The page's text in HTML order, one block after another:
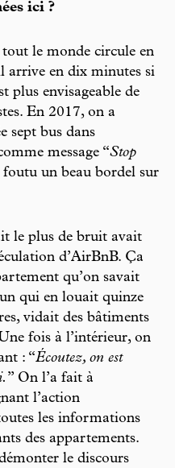
ici ?
tout le monde circule en
arrive en dix minutes si
plus envisageable de
En 2017, on a
sept bus dans
message “Stop
foutu un beau bordel sur
le plus de bruit avait
d’AirBnB. Ça
qu’on savait
qui en louait quinze
vidait des bâtiments
fois à l’intérieur, on
: “Écoutez, on est
” On l’a fait à
l’action
les informations
des appartements.
le discours